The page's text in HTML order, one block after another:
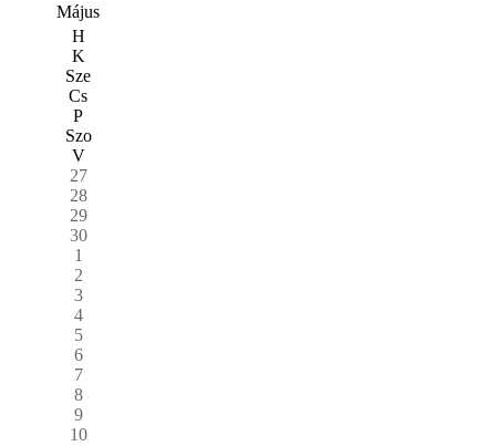
Május
H
K
Sze
Cs
P
Szo
V
27
28
29
30
1
2
3
4
5
6
7
8
9
10